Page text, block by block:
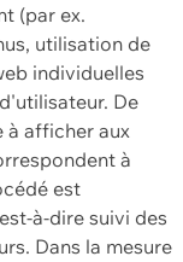
(par ex.
utilisation de
individuelles
De
à afficher aux
à
est
à-dire suivi des
Dans la mesure